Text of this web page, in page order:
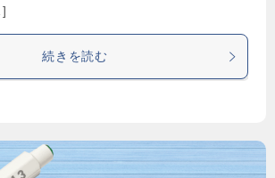
続きを読む